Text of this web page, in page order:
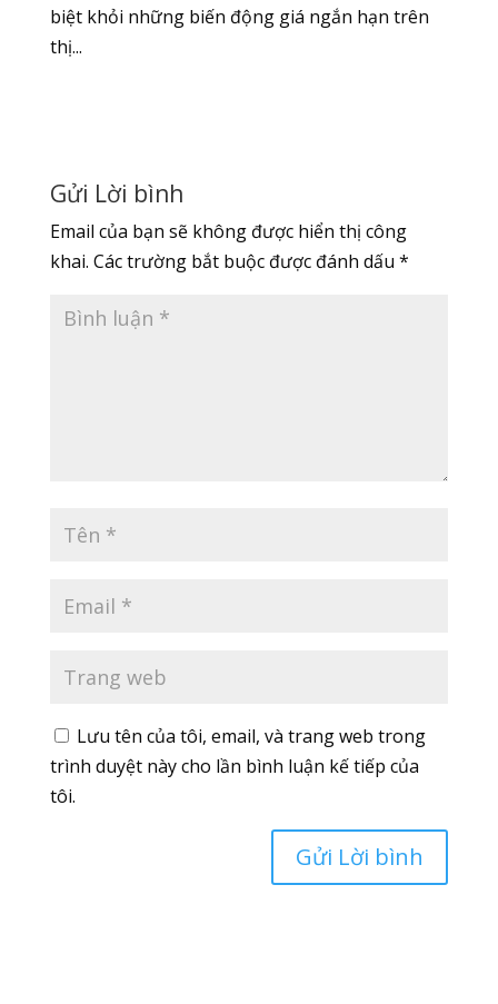
biệt khỏi những biến động giá ngắn hạn trên
thị...
Gửi Lời bình
Email của bạn sẽ không được hiển thị công
khai. Các trường bắt buộc được đánh dấu *
Lưu tên của tôi, email, và trang web trong
trình duyệt này cho lần bình luận kế tiếp của
tôi.